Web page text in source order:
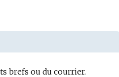
brefs ou du courrier.